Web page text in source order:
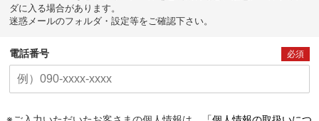
ダに入る場合があります。
迷惑メールのフォルダ・設定等をご確認下さい。
電話番号 必須